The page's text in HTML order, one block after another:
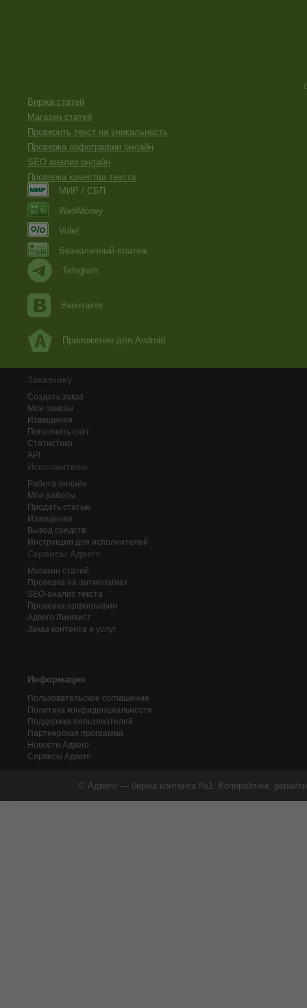
Биржа статей
Магазин статей
Проверить текст на уникальность
Проверка орфографии онлайн
SEO анализ онлайн
Проверка качества текста
МИР / СБП
WebMoney
Volet
Безналичный платеж
Telegram
Вконтакте
Приложение для Android
Заказчику
Создать заказ
Мои заказы
Извещения
Пополнить счёт
Статистика
API
Исполнителю
Работа онлайн
Мои работы
Продать статью
Извещения
Вывод средств
Инструкции для исполнителей
Сервисы Адвего
Магазин статей
Проверка на антиплагиат
SEO-анализ текста
Проверка орфографии
Адвего Лингвист
Заказ контента и услуг
Информация
Пользовательское соглашение
Политика конфиденциальности
Поддержка пользователей
Партнерская программа
Новости Адвего
Сервисы Адвего
© Адвего — биржа контента №1. Копирайтинг,